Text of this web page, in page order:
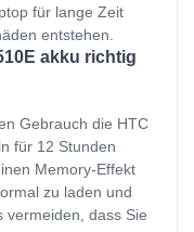
für lange Zeit
entstehen.
akku richtig
Gebrauch die HTC
für 12 Stunden
Memory-Effekt
zu laden und
vermeiden, dass Sie